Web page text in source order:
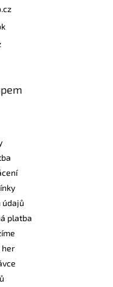
údajů
platba
her